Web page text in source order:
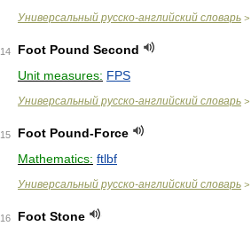
Универсальный русско-английский словарь >
14
Foot Pound Second
Unit measures: FPS
Универсальный русско-английский словарь >
15
Foot Pound-Force
Mathematics: ftlbf
Универсальный русско-английский словарь >
16
Foot Stone